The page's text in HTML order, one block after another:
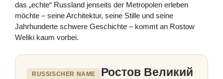
das „echte“ Russland jenseits der Metropolen erleben
möchte – seine Architektur, seine Stille und seine
Jahrhunderte schwere Geschichte – kommt an Rostow
Weliki kaum vorbei.
RUSSISCHER NAME Ростов Великий